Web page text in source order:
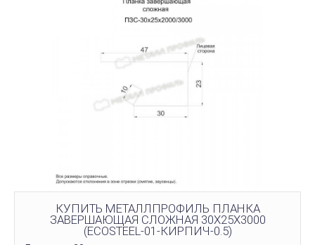
КУПИТЬ МЕТАЛЛПРОФИЛЬ ПЛАНКА
ЗАВЕРШАЮЩАЯ СЛОЖНАЯ 30Х25Х3000
(ECOSTEEL-01-КИРПИЧ-0.5)